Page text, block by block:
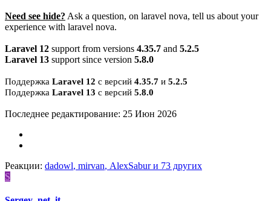
Need see hide? Ask a question, on laravel nova, tell us about your
experience with laravel nova.
Laravel 12 support from versions 4.35.7 and 5.2.5
Laravel 13 support since version 5.8.0
Поддержка Laravel 12 с версий 4.35.7 и 5.2.5
Поддержка Laravel 13 с версий 5.8.0
Последнее редактирование: 25 Июн 2026
Реакции: dadowl, mirvan, AlexSaburи 73 других
S